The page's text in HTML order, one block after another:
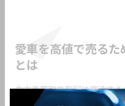
愛車を高値で売るた
とは
中古車買取で有利に交渉す